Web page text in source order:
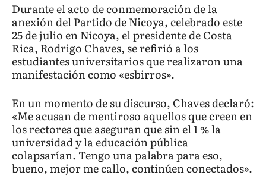
Durante el acto de conmemoración de la
anexión del Partido de Nicoya, celebrado este
25 de julio en Nicoya, el presidente de Costa
Rica, Rodrigo Chaves, se refirió a los
estudiantes universitarios que realizaron una
manifestación como «esbirros».
En un momento de su discurso, Chaves declaró:
«Me acusan de mentiroso aquellos que creen en
los rectores que aseguran que sin el 1 % la
universidad y la educación pública
colapsarían. Tengo una palabra para eso,
bueno, mejor me callo, continúen conectados».